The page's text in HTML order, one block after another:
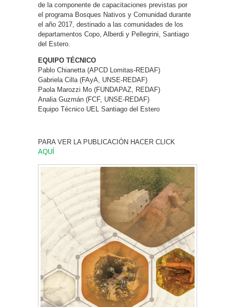
de la componente de capacitaciones previstas por
el programa Bosques Nativos y Comunidad durante
el año 2017, destinado a las comunidades de los
departamentos Copo, Alberdi y Pellegrini, Santiago
del Estero.
EQUIPO TÉCNICO
Pablo Chianetta (APCD Lomitas-REDAF)
Gabriela Cilla (FAyA, UNSE-REDAF)
Paola Marozzi Mo (FUNDAPAZ, REDAF)
Analia Guzmán (FCF, UNSE-REDAF)
Equipo Técnico UEL Santiago del Estero
PARA VER LA PUBLICACIÓN HACER CLICK
AQUÍ